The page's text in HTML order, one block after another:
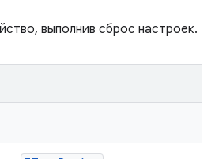
выполнив сброс настроек.